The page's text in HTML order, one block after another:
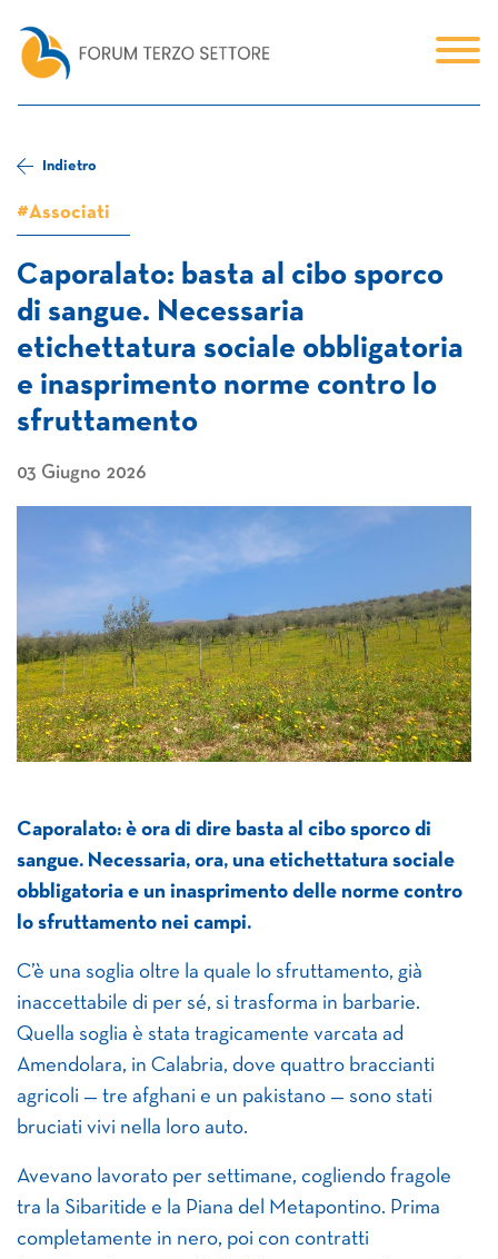
Indietro
#Associati
Caporalato: basta al cibo sporco
di sangue. Necessaria
etichettatura sociale obbligatoria
e inasprimento norme contro lo
sfruttamento
03 Giugno 2026
Caporalato: è ora di dire basta al cibo sporco di
sangue. Necessaria, ora, una etichettatura sociale
obbligatoria e un inasprimento delle norme contro
lo sfruttamento nei campi.
C’è una soglia oltre la quale lo sfruttamento, già
inaccettabile di per sé, si trasforma in barbarie.
Quella soglia è stata tragicamente varcata ad
Amendolara, in Calabria, dove quattro braccianti
agricoli — tre afghani e un pakistano — sono stati
bruciati vivi nella loro auto.
Avevano lavorato per settimane, cogliendo fragole
tra la Sibaritide e la Piana del Metapontino. Prima
completamente in nero, poi con contratti